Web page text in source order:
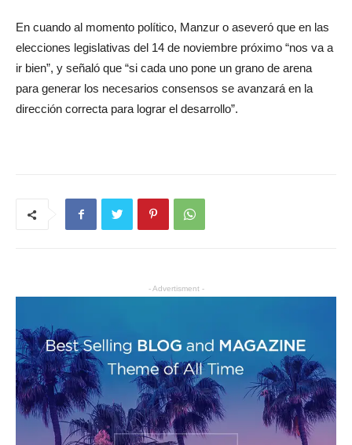
En cuando al momento político, Manzur o aseveró que en las
elecciones legislativas del 14 de noviembre próximo “nos va a
ir bien”, y señaló que “si cada uno pone un grano de arena
para generar los necesarios consensos se avanzará en la
dirección correcta para lograr el desarrollo”.
- Advertisment -